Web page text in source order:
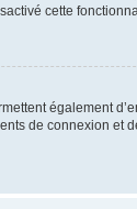
cette
également
de connexion et